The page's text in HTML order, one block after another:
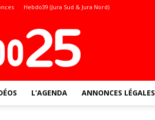
Hebdo39 (Jura Sud & Jura Nord)
L’AGENDA ANNONCES LÉGALES